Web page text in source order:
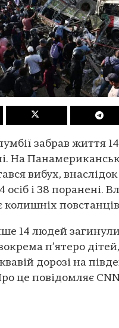
забрав життя
На
вибух,
осіб і 38 поранені.
колишніх
14 людей загинули
п’ятеро
дорозі на
це повідомляє